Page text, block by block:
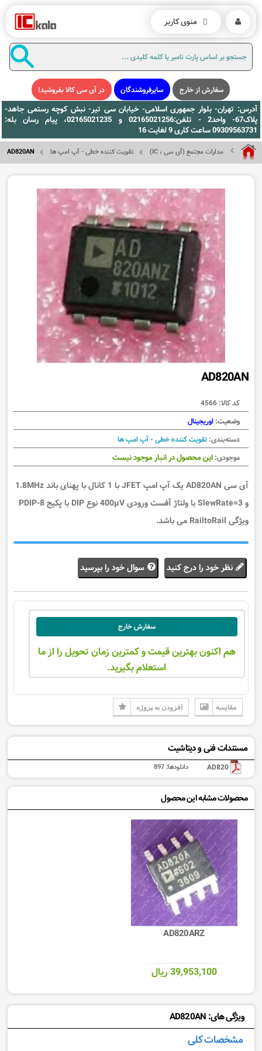
سفارش از خارج سایرفروشندگان در آی سی کالا بفروشید!
آدرس: تهران- بلوار جمهوری اسلامی- خیابان سی تیر- نبش کوچه رستمی جاهد-
پلاک67- واحد2 - تلفن:02165021256 و 02165021235، پیام رسان بله:
09309563731 ساعت کاری 9 لغایت 16
مدارات مجتمع (آی سی ، IC) تقویت کننده خطی - آپ امپ ها AD820AN
AD820AN
کد کالا: 4566
وضعیت: اوریجینال
دسته‌بندی: تقویت کننده خطی - آپ امپ ها
موجودی: این محصول در انبار موجود نیست
آی سی AD820AN یک آپ امپ JFET با 1 کانال با پهنای باند 1.8MHz
و SlewRate=3 با ولتاژ آفست ورودی 400µV نوع DIP با پکیج 8-PDIP
ویژگی RailtoRail می باشد.
نظر خود را درج کنید سوال خود را بپرسید
سفارش خارج
هم اکنون بهترین قیمت و کمترین زمان تحویل را از ما
استعلام بگیرید.
مقایسه افزودن به پروژه
مستندات فنی و دیتاشیت
AD820 دانلودها: 897
محصولات مشابه این محصول
AD820ARZ
39,953,100 ریال
ویژگی های: AD820AN
مشخصات کلی
منوی کاربر